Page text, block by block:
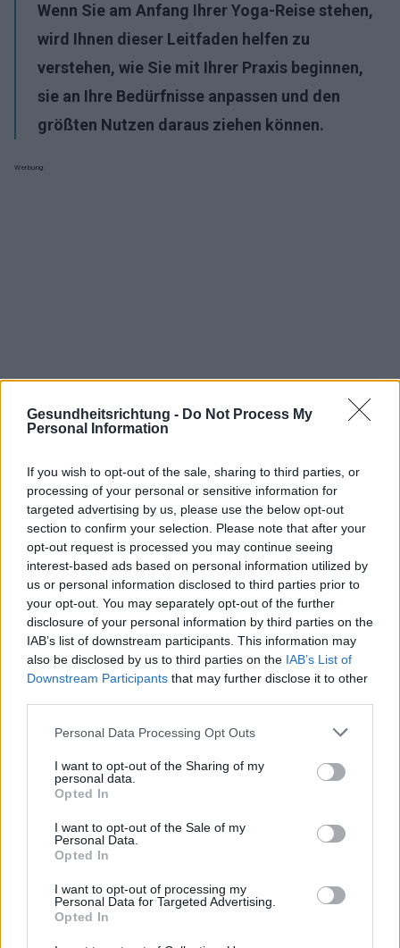
Gesundheitsrichtung - Do Not Process My
Personal Information
If you wish to opt-out of the sale, sharing to third parties, or
processing of your personal or sensitive information for
targeted advertising by us, please use the below opt-out
section to confirm your selection. Please note that after your
opt-out request is processed you may continue seeing
interest-based ads based on personal information utilized by
us or personal information disclosed to third parties prior to
your opt-out. You may separately opt-out of the further
disclosure of your personal information by third parties on the
IAB’s list of downstream participants. This information may
also be disclosed by us to third parties on the IAB’s List of
Downstream Participants that may further disclose it to other
Please note that this website/app uses one or more Google
not limited to your visit or usage behaviour. You may click to
grant or deny consent to Google and its third-party tags to
use your data for below specified purposes in below Google
consent section.
Personal Data Processing Opt Outs
I want to opt-out of the Sharing of my
personal data.
Opted In
I want to opt-out of the Sale of my
Personal Data.
Opted In
I want to opt-out of processing my
Personal Data for Targeted Advertising.
Opted In
Wenn Sie am Anfang Ihrer Yoga-Reise stehen,
wird Ihnen dieser Leitfaden helfen zu
verstehen, wie Sie mit Ihrer Praxis beginnen,
sie an Ihre Bedürfnisse anpassen und den
größten Nutzen daraus ziehen können.
Werbung:
Interessant? Teilen sie es auf Facebook!
Möchten Sie auf dem Laufenden bleiben?
Folgen Sie uns auf
Goo
News
ZUGEHÖRIG
Themen Asanas Ashtanga Atemtechniken im yoga
Beginnen sie yoga zu praktizieren
Vorbereitung auf yoga Yoga-praxis
Sehen Sie es auch auf
polskim